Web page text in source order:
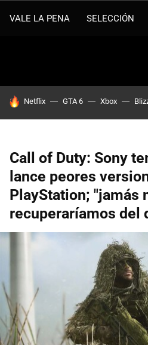
VALE LA PENA SELECCIÓN
HOY SE HABLA DE
Netflix GTA 6 Xbox
Call of Duty: Sony
lance peores
PlayStation; "jamás
recuperaríamos del